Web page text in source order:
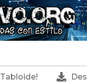
Tabloide!